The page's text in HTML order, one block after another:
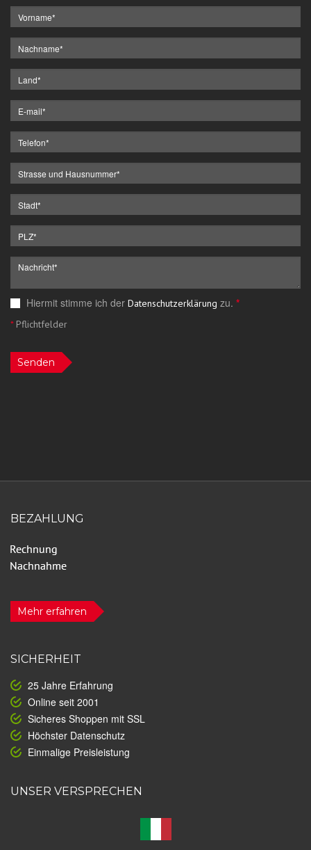
Hiermit stimme ich der Datenschutzerklärung zu. *
*Pflichtfelder
Senden
BEZAHLUNG
Mehr erfahren
SICHERHEIT
25 Jahre Erfahrung
Online seit 2001
Sicheres Shoppen mit SSL
Höchster Datenschutz
Einmalige Preisleistung
UNSER VERSPRECHEN